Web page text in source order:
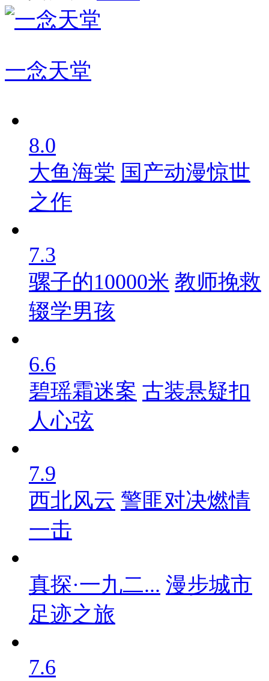
一念天堂
8.0
大鱼海棠 国产动漫惊世
之作
7.3
骡子的10000米 教师挽救
辍学男孩
6.6
碧瑶霜迷案 古装悬疑扣
人心弦
7.9
西北风云 警匪对决燃情
一击
真探·一九二... 漫步城市
足迹之旅
7.6